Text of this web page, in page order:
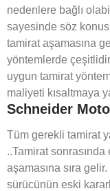
nedenlere bağlı
sayesinde söz
tamirat aşamasına
yöntemlerde
uygun tamirat
maliyeti kısaltmaya
Schneider
Tüm gerekli tamirat
..Tamirat
aşamasına sıra
sürücünün eski